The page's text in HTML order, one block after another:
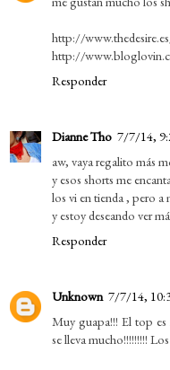
http://
http://
Responder
Dianne Tho 7/7/14,
aw, vaya regalito más
y esos shorts me
los vi en tienda , pero
y estoy deseando ver
Responder
Unknown 7/7/14,
Muy guapa!!! El top es
se lleva mucho!!!!!!!!!